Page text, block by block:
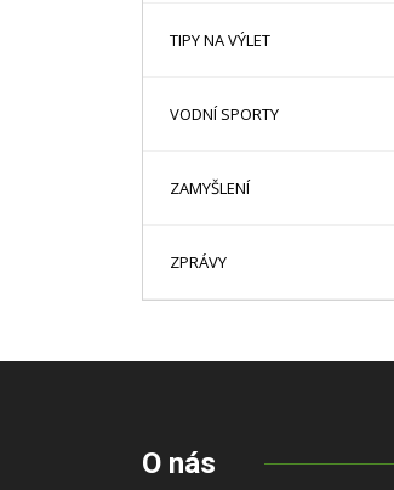
TIPY NA VÝLET
VODNÍ SPORTY
ZAMYŠLENÍ
ZPRÁVY
O nás